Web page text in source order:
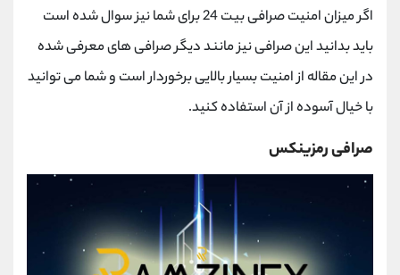
اگر میزان امنیت صرافی بیت 24 برای شما نیز سوال شده است
باید بدانید این صرافی نیز مانند دیگر صرافی های معرفی شده
در این مقاله از امنیت بسیار بالایی برخوردار است و شما می توانید
با خیال آسوده از آن استفاده کنید.
صرافی رمزینکس